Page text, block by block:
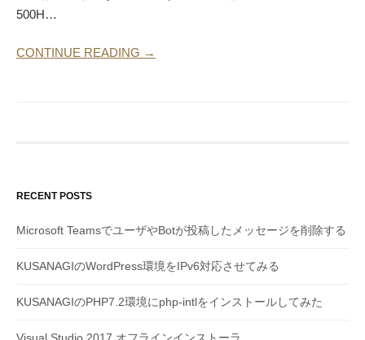
500H…
CONTINUE READING →
RECENT POSTS
Microsoft TeamsでユーザやBotが投稿したメッセージを削除する
KUSANAGIのWordPress環境をIPv6対応させてみる
KUSANAGIのPHP7.2環境にphp-intlをインストールしてみた